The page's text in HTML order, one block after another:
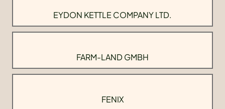
EYDON KETTLE COMPANY LTD.
FARM-LAND GMBH
FENIX